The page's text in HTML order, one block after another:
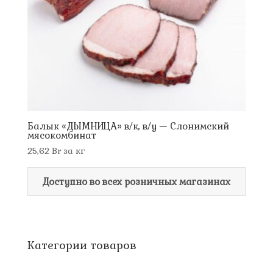
Балык «ДЫМНИЦА» в/к, в/у — Слонимский
мясокомбинат
25,62 Brза кг
Доступно во всех розничных магазинах
Категории товаров